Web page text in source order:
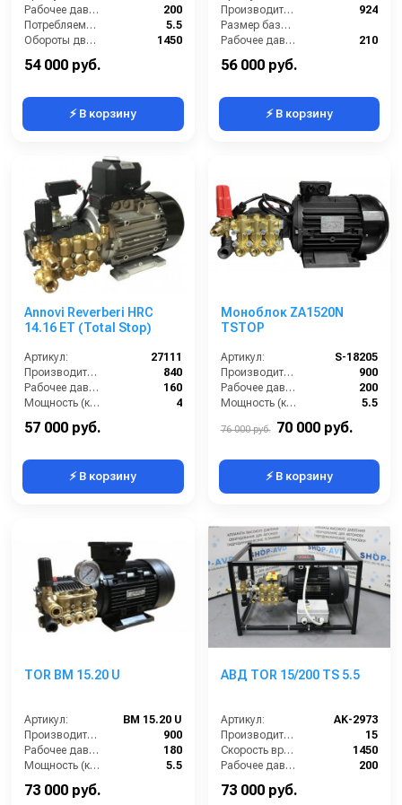
Рабочее давление (бар):
200
Потребляемая мощность (кВт):
5.5
Обороты двигателя (об/мин):
1450
54 000 руб.
⚡ В корзину
Производительность (л/ч):
924
Размер базовой станции (ДхШхВ):
Рабочее давление (бар):
210
56 000 руб.
⚡ В корзину
Annovi Reverberi HRC
14.16 ET (Total Stop)
Артикул:
27111
Производительность (л/ч):
840
Рабочее давление (бар):
160
Мощность (кВт):
4
Электропитание (В):
57 000 руб.
⚡ В корзину
Моноблок ZA1520N
TSTOP
Артикул:
S-18205
Производительность (л/ч):
900
Рабочее давление (бар):
200
Мощность (кВт):
5.5
76 000 руб. 70 000 руб.
⚡ В корзину
TOR BM 15.20 U
Артикул:
BM 15.20 U
Производительность (л/ч):
900
Рабочее давление (бар):
180
Мощность (кВт):
5.5
Электропитание (В):
73 000 руб.
АВД TOR 15/200 TS 5.5
Артикул:
AK-2973
Производительность (л/мин):
15
Скорость вращения (об/мин):
1450
Рабочее давление (бар):
200
Мощность (кВт):
73 000 руб.